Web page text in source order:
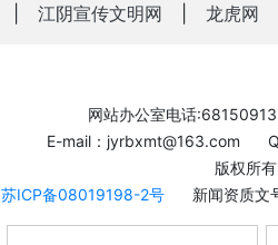
江阴宣传文明网 龙虎网
网站办公室电话:68150913
E-mail：jyrbxmt@163.com
版权所
苏ICP备08019198-2号
新闻资质